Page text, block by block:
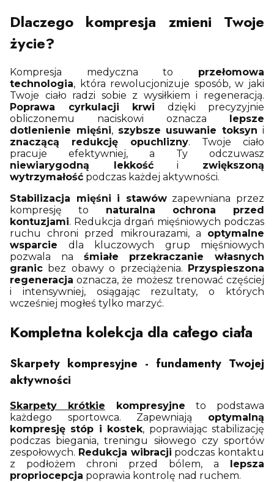
Dlaczego kompresja zmieni Twoje
życie?
Kompresja medyczna to przełomowa
technologia, która rewolucjonizuje sposób, w jaki
Twoje ciało radzi sobie z wysiłkiem i regeneracją.
Poprawa cyrkulacji krwi dzięki precyzyjnie
obliczonemu naciskowi oznacza lepsze
dotlenienie mięśni, szybsze usuwanie toksyn i
znaczącą redukcję opuchlizny. Twoje ciało
pracuje efektywniej, a Ty odczuwasz
niewiarygodną lekkośći zwiększoną
wytrzymałość podczas każdej aktywności.
Stabilizacja mięśni i stawówzapewniana przez
kompresję to naturalna ochrona przed
kontuzjami. Redukcja drgań mięśniowych podczas
ruchu chroni przed mikrourazami, a optymalne
wsparcie dla kluczowych grup mięśniowych
pozwala na śmiałe przekraczanie własnych
granic bez obawy o przeciążenia. Przyspieszona
regeneracja oznacza, że możesz trenować częściej
i intensywniej, osiągając rezultaty, o których
wcześniej mogłeś tylko marzyć.
Kompletna kolekcja dla całego ciała
Skarpety kompresyjne - fundamenty Twojej
aktywności
Skarpety krótkie kompresyjne to podstawa
każdego sportowca. Zapewniają optymalną
kompresję stóp i kostek, poprawiając stabilizację
podczas biegania, treningu siłowego czy sportów
zespołowych. Redukcja wibracji podczas kontaktu
z podłożem chroni przed bólem, a lepsza
propriocepcja poprawia kontrolę nad ruchem.